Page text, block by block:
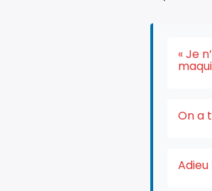
« Je
On a